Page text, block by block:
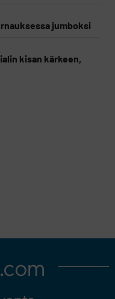
jumboksi
kisan kärkeen,